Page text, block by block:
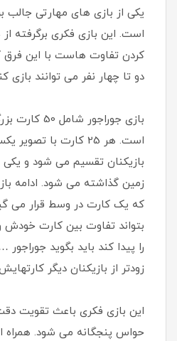
یکی از بازی های مهارتی جالب
است. این بازی فکری برگرفته
کردن تفاوت هاست با این فرق
دو تا چهار نفر می توانند بازی
است. هر 25 کارت با
بازیکنان تقسیم می شود و
زمین گذاشته می شود. ادامه
که یک کارت در وسط قرار می
بتواند تفاوت بین کارت
را پیدا کند باید بگوید
زودتر از بازیکنان دیگر
این بازی فکری باعث تقویت
حواس پنجگانه می شود. همراه